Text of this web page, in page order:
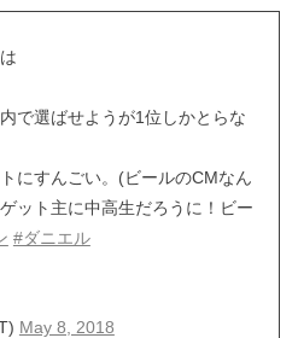
で選ばせようが1位しかとらな
にすんごい。(ビールのCMなん
ット主に中高生だろうに！ビー
#ダニエル
May 8, 2018